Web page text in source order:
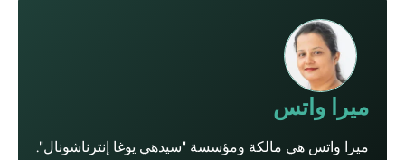
ميرا واتس
ميرا واتس هي مالكة ومؤسسة "سيدهي يوغا إنترناشونال".